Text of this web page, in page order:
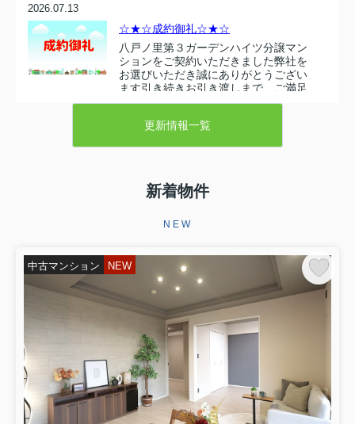
2026.07.13
☆★☆成約御礼☆★☆
八戸ノ里第３ガーデンハイツ分譲マン
ションをご契約いただきました弊社を
お選びいただき誠にありがとうござい
ます引き続きお引き渡しまで、ご満足
いただけるようしっかりと責任を持っ
2026.07.10
東大阪市衣摺５丁目 売り土地をご契
ございます。お引き渡しまで、ご満足
任を持ってサポートさせていただ...
2026.06.29
☆★☆成約御礼☆★☆
東大阪市永和３丁目 中古テラスハウ
スをご契約いただきましたこの度はミ
ーツ不動産をいただき誠にありがとう
ございます。無事ご成約に至ることが
でき大変嬉しく思っております。リフ
ォームでお時間を頂き恐縮ではご...
更新情報一覧
新着物件
NEW
中古マンション NEW